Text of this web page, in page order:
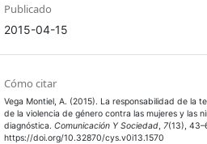
Publicado
2015-04-15
Cómo citar
Vega Montiel, A. (2015). La responsabilidad de la
de la violencia de género contra las mujeres y las
diagnóstica. Comunicación Y Sociedad, 7(13),
https://doi.org/10.32870/cys.v0i13.1570